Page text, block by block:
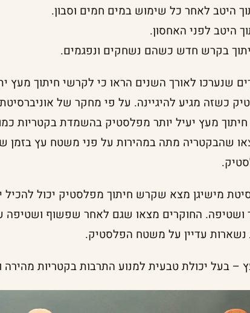
היטב לאחר כל שימוש במים חמים וסבון.
היטב לפני האחסון.
בקרש חדש כשהם נשחקים ונפגמים.
שנערכו לאורך השנים הראו כי לקרשי חיתוך מעץ
כשזה מגיע להיגיינה. על פי מחקר של אוניברסיטת
חיתוך מעץ יעיל יותר מפלסטיק בהשמדת בקטריות
שהבקטריה מתה במהירות על פני משטח עץ בזמן
מישיגן מצא שקרש חיתוך מפלסטיק יכול להכיל
ושטיפה. החוקרים מצאו שגם לאחר שפשוף ושטיפה
נשארות עדיין על משטח הפלסטיק.
בעל יכולת טבעית למנוע התרבות בקטריות מהירה